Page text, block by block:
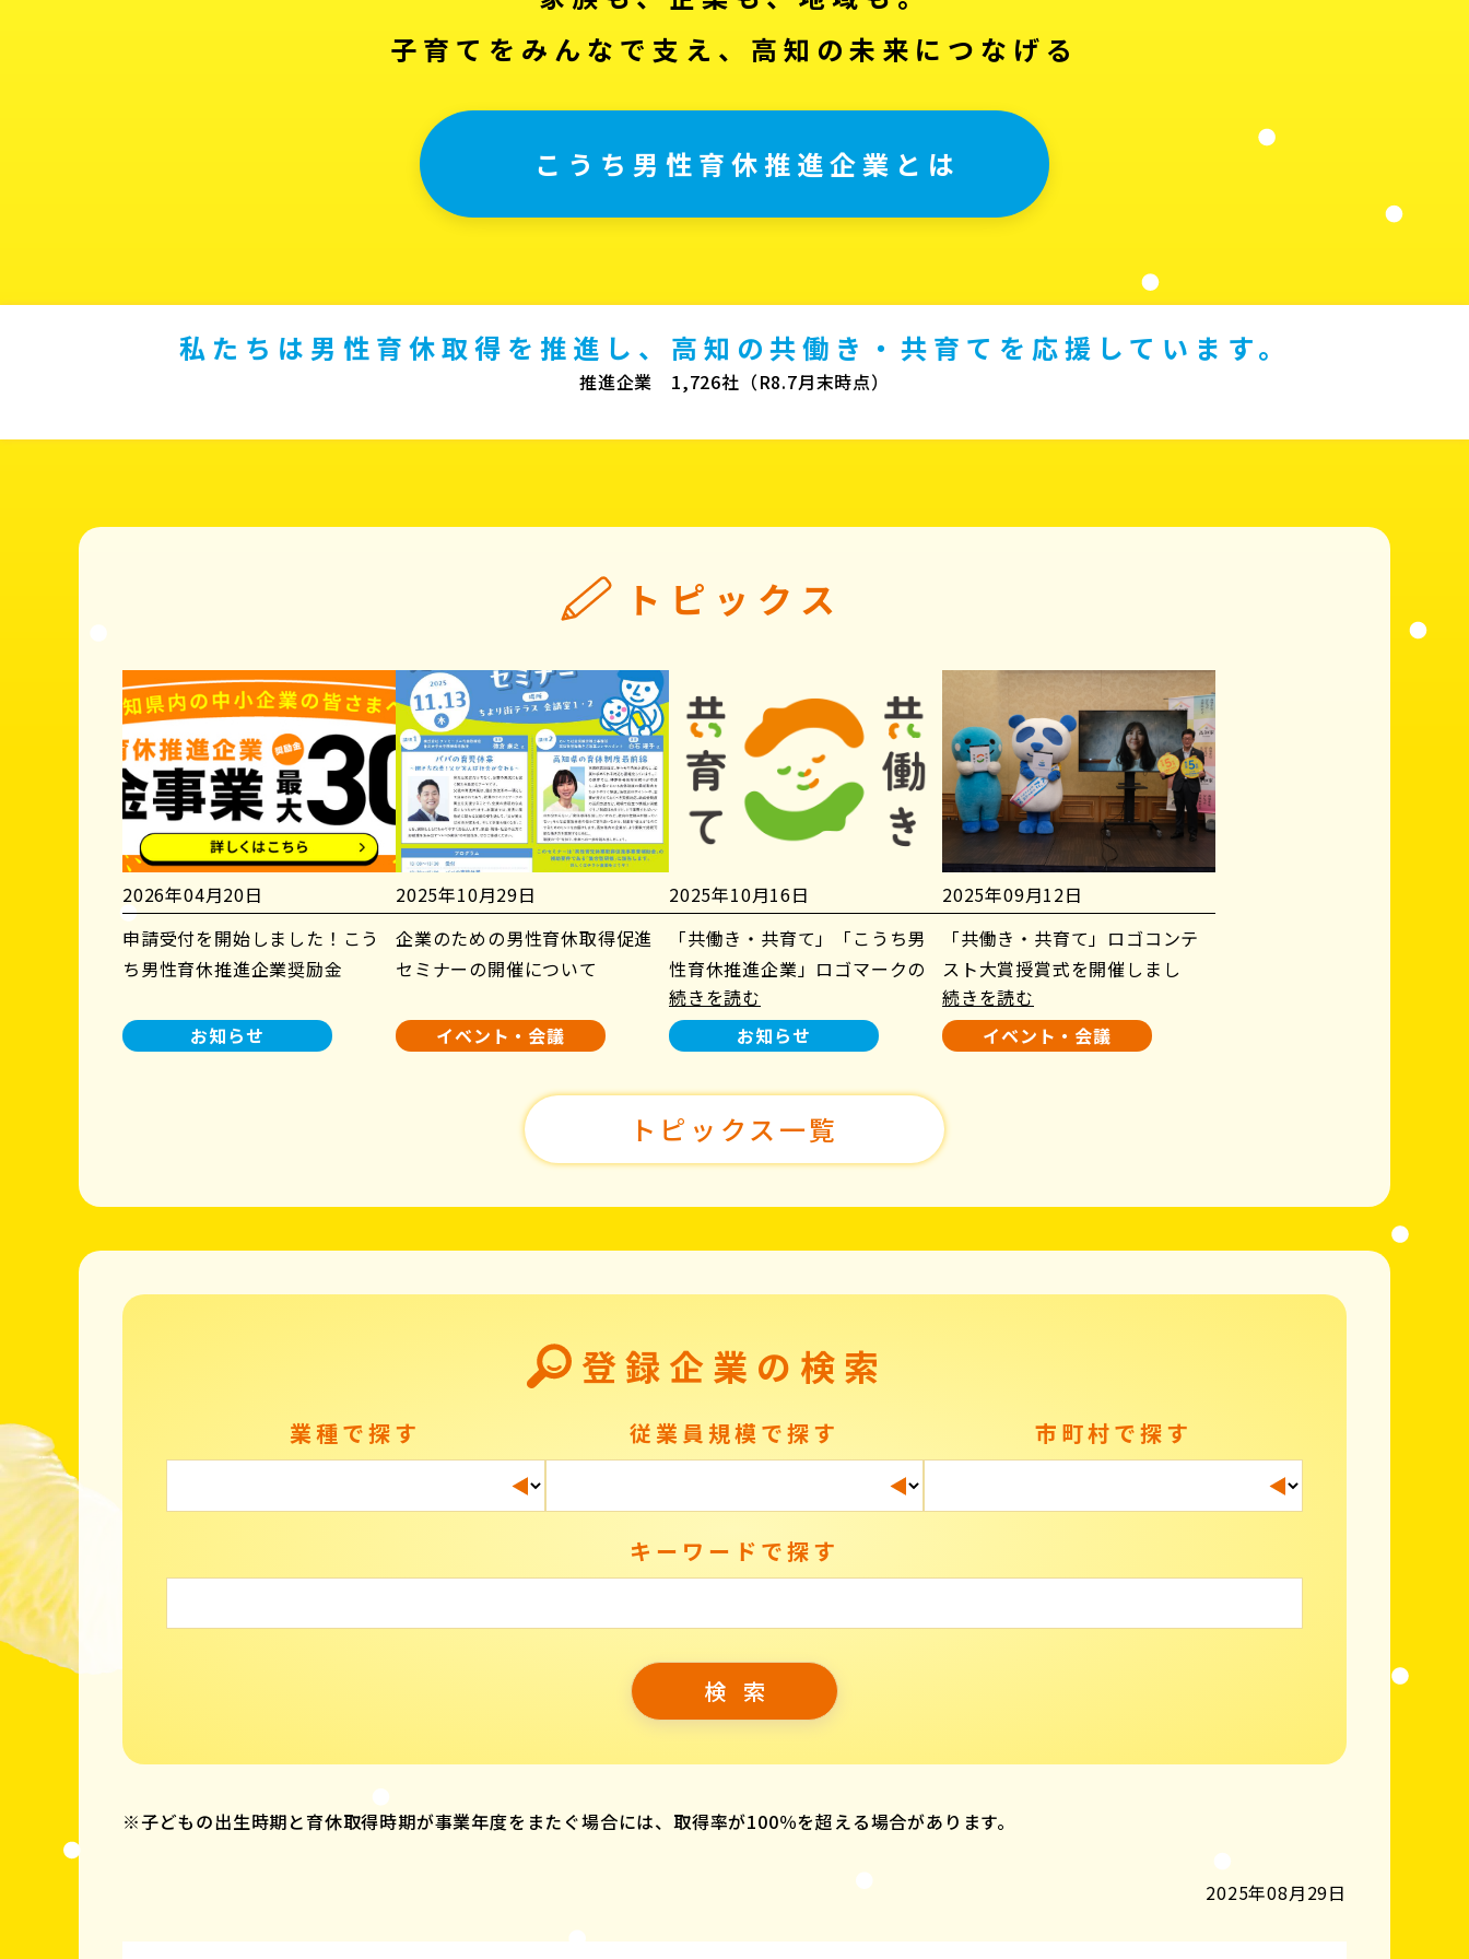
子育てをみんなで支え、高知の未来につなげる
こうち男性育休推進企業とは
私たちは男性育休取得を推進し、高知の共働き・共育てを応援しています。
推進企業 1,726社（R8.7月末時点）
トピックス
2026年04月20日
申請受付を開始しました！こう
ち男性育休推進企業奨励金
お知らせ
2025年10月29日
企業のための男性育休取得促進
セミナーの開催について
イベント・会議
2025年10月16日
「共働き・共育て」「こうち男
性育休推進企業」ロゴマークの
使用について
続きを読む
お知らせ
2025年09月12日
「共働き・共育て」ロゴコンテ
スト大賞授賞式を開催しまし
た！
続きを読む
イベント・会議
トピックス一覧
登録企業の検索
業種で探す 従業員規模で探す 市町村で探す
キーワードで探す
※子どもの出生時期と育休取得時期が事業年度をまたぐ場合には、取得率が100％を超える場合があります。
2025年08月29日